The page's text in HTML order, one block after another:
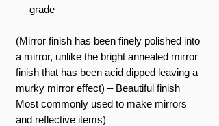
grade
(Mirror finish has been finely polished into
a mirror, unlike the bright annealed mirror
finish that has been acid dipped leaving a
murky mirror effect) – Beautiful finish
Most commonly used to make mirrors
and reflective items)